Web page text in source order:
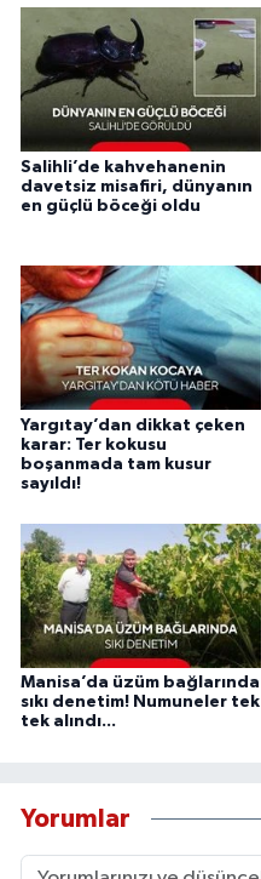
Salihli’de kahvehanenin
davetsiz misafiri, dünyanın
en güçlü böceği oldu
Yargıtay’dan dikkat çeken
karar: Ter kokusu
boşanmada tam kusur
sayıldı!
Manisa’da üzüm bağlarında
sıkı denetim! Numuneler tek
tek alındı...
Yorumlar